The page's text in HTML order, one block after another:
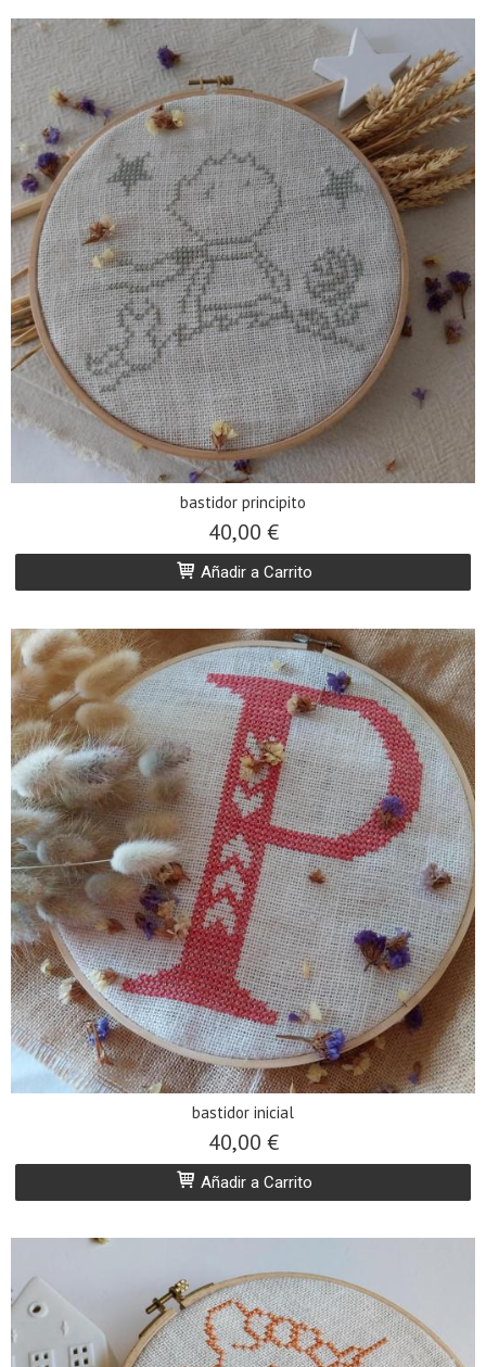
bastidor principito
40,00 €
Añadir a Carrito
bastidor inicial
40,00 €
Añadir a Carrito